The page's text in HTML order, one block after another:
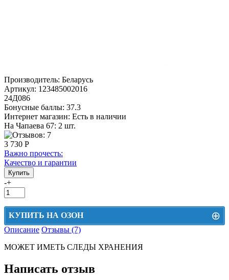
Производитель: Беларусь
Артикул: 123485002016
24Д086
Бонусные баллы: 37.3
Интернет магазин: Есть в наличии
На Чапаева 67: 2 шт.
3 730 Р
Важно прочесть:
Качество и гарантии
-+
КУПИТЬ НА ОЗОН ⊕
Цена на Озон включает доставку, упаковку и комиссии маркетплейса
Этот товар можно приобрести на Озон. Для перехода в маркетплейс
Описание Отзывы (7)
МОЖЕТ ИМЕТЬ СЛЕДЫ ХРАНЕНИЯ
Написать отзыв